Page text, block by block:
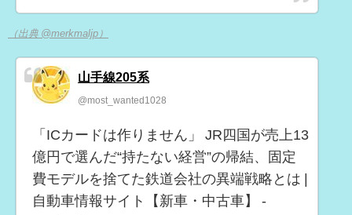
（出典 @merkmaljp）
山手線205系
@most_wanted1028
「ICカードは作りません」 JR四国が売上13
億円で選んだ“持たない経営”の帰結、固定
費モデルを捨てた鉄道会社の異端戦略とは |
自動車情報サイト【新車・中古車】 -